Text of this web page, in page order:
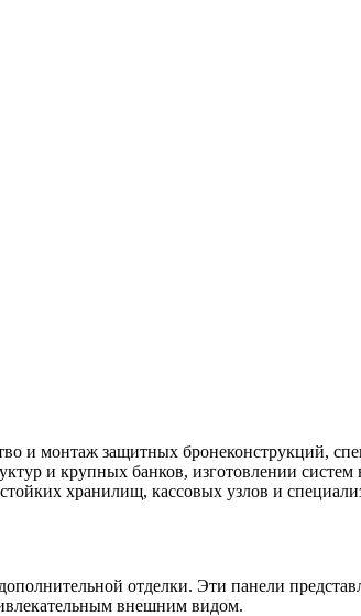
монтаж защитных бронеконструкций,
и крупных банков, изготовлении систем
хранилищ, кассовых узлов и
отделки. Эти панели
внешним видом.